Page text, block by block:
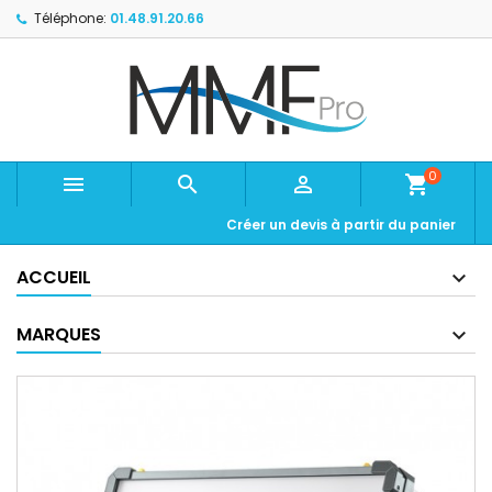
Téléphone: 01.48.91.20.66
   shopping_cart0
Créer un devis à partir du panier
ACCUEIL
MARQUES